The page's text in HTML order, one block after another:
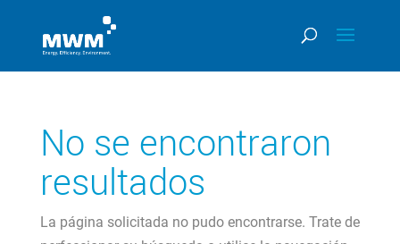
No se encontraron
resultados
La página solicitada no pudo encontrarse. Trate de